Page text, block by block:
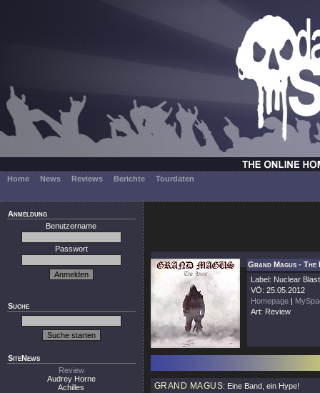
Home News Reviews Berichte Tourdaten
Anmeldung
Benutzername
Passwort
Suche
SiteNews
Review
Audrey Horne
Achilles
Grand Magus - The
Label: Nuclear Blast
VÖ: 25.05.2012
Homepage |
Art: Review
GRAND MAGUS: Eine Band, ein Hype!